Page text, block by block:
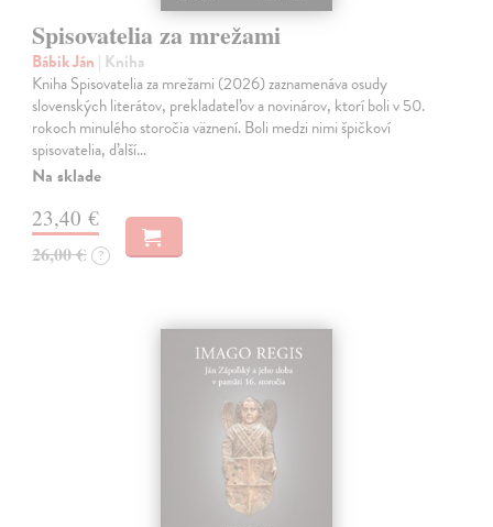
Spisovatelia za mrežami
Bábik Ján | Kniha
Kniha Spisovatelia za mrežami (2026) zaznamenáva osudy
slovenských literátov, prekladateľov a novinárov, ktorí boli v 50.
rokoch minulého storočia väznení. Boli medzi nimi špičkoví
spisovatelia, ďalší…
Na sklade
23,40 €
26,00 € ?